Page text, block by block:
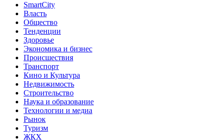
SmartCity
Власть
Общество
Тенденции
Здоровье
Экономика и бизнес
Происшествия
Транспорт
Кино и Культура
Недвижимость
Строительство
Наука и образование
Технологии и медиа
Рынок
Туризм
ЖКХ